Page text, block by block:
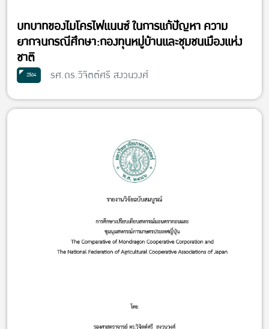
บทบาทของไมโครไฟแนนซ์ ในการแก้ปัญหา ความ
ยากจนกรณีศึกษา:กองทุนหมู่บ้านและชุมชนเมืองแห่ง
ชาติ
2564 รศ.ดร.วิจิตต์ศรี สงวนวงศ์